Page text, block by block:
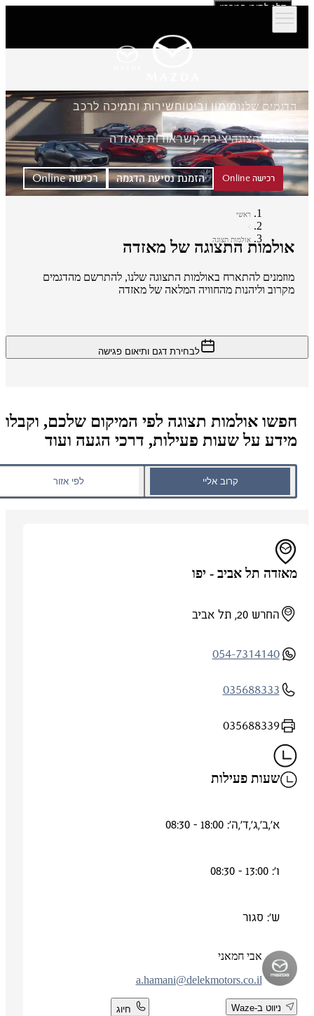
דלג לתוכן המרכזי
הדגמים שלנומימון וביטוחשירות ותמיכה לרכב
אולמות תצוגהיצירת קשראודות מאזדה
רכישה Online הזמנת נסיעת הדגמה רכישה Online
ראשי
אולמות תצוגה
אולמות התצוגה של מאזדה
מוזמנים להתארח באולמות התצוגה שלנו, להתרשם מהדגמים
מקרוב וליהנות מהחוויה המלאה של מאזדה
לבחירת דגם ותיאום פגישה
חפשו אולמות תצוגה לפי המיקום שלכם, וקבלו
מידע על שעות פעילות, דרכי הגעה ועוד
קרוב אליי לפי אזור
מאזדה תל אביב - יפו
החרש 20, תל אביב
054-7314140
035688333
035688339
שעות פעילות
א',ב',ג',ד',ה': 18:00 - 08:30
ש': סגור
אבי חמאני
a.hamani@delekmotors.co.il
ניווט ב-Waze חיוג